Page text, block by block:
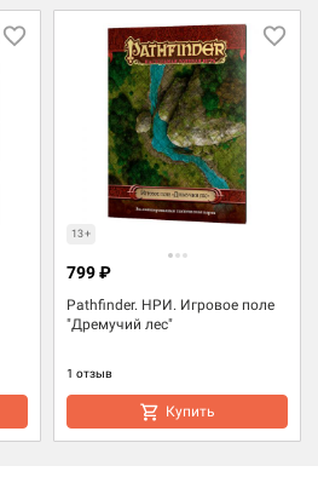
13+
Pathfinder. НРИ. Игровое поле
"Дремучий лес"
1 отзыв
799 ₽
Купить